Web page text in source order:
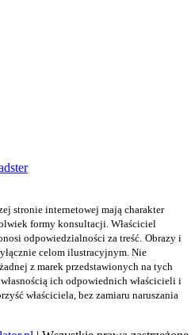
stronie internetowej mają charakter
formy konsultacji. Właściciel
odpowiedzialności za treść. Obrazy i
celom ilustracyjnym. Nie
z marek przedstawionych na tych
ich odpowiednich właścicieli i
właściciela, bez zamiaru naruszania